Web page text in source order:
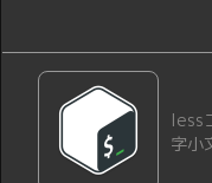
less
字小